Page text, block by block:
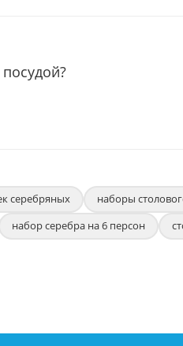
серебряных
наборы
набор серебра на 6 персон